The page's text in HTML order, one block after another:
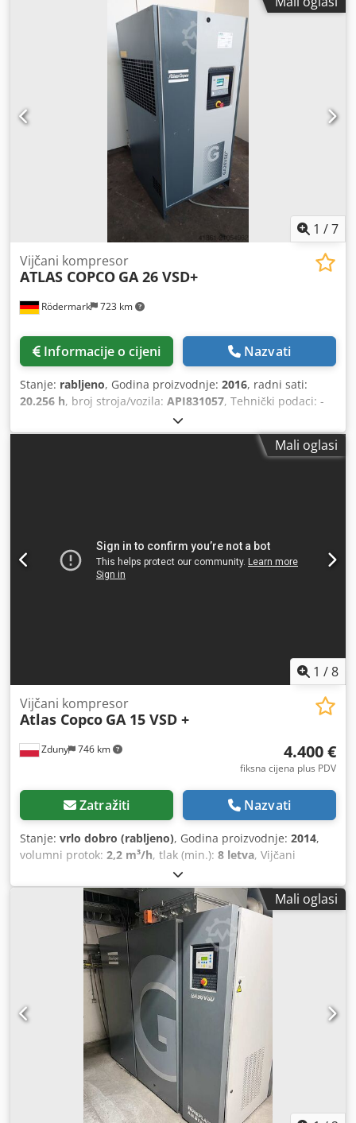
Promjenjiva brzina, (inverter) S rashladnim sušačem Motor
37 kW Kapacitet 7,25 m3/min Pritisak 13 bara Kilometraža
13200 sati Kompresor je potpuno ispravan
1 /7
Rödermark 723 km
Vijčani kompresor
ATLAS COPCO GA 26 VSD+
Informacije o cijeni Nazvati
Stanje: rabljeno, Godina proizvodnje: 2016, radni sati:
20.256 h, broj stroja/vozila: API831057, Tehnički podaci: -
Radni sati: 20.256 h Credpfjycvtwsx Ahbof - Radni tlak: 13
bara - Isporučena količina: 4,09 m³/min - Pogon: 400 V / 26
kW - Brzina motora: 3.000 o/min - Potrebni prostor (pribl.):
Mali oglasi
1 /8
Zduny 746 km
Vijčani kompresor
Atlas Copco GA 15 VSD +
4.400 €
fiksna cijena plus PDV
Zatražiti Nazvati
Stanje: vrlo dobro (rabljeno), Godina proizvodnje: 2014,
volumni protok: 2,2 m³/h, tlak (min.): 8 letva, Vijčani
kompresor ATLAS COPCO GA 15 VSD + Promjenjiva brzina
(frekventni pretvarač) Cedpfxsytyd Uo Ahbsrf Motor 15 kW
Kapacitet: 2,51 m³/min Tlak: 13 bara Godina proizvodnje:
2014 Radnih sati: 11.380 Kompresor nakon servisa,
zamijenjeni filteri i ulje.
Mali oglasi